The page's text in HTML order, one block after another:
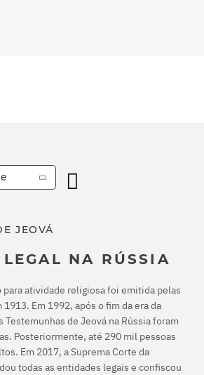
JEOVÁ
NA RÚSSIA
atividade religiosa foi emitida pelas
Em 1992, após o fim da era da
Testemunhas de Jeová na Rússia foram
Posteriormente, até 290 mil pessoas
Em 2017, a Suprema Corte da
todas as entidades legais e confiscou